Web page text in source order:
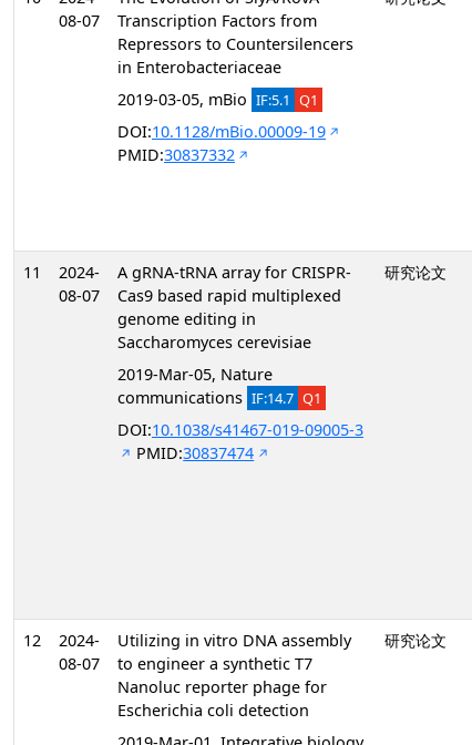
08-07
Transcription Factors from
Repressors to Countersilencers
in Enterobacteriaceae
2019-03-05, mBio IF:5.1 Q1
DOI:10.1128/mBio.00009-19
PMID:30837332
11
2024-
08-07
A gRNA-tRNA array for CRISPR-
Cas9 based rapid multiplexed
genome editing in
Saccharomyces cerevisiae
2019-Mar-05, Nature
communications IF:14.7 Q1
DOI:10.1038/s41467-019-09005-3
PMID:30837474
研究论文
12
2024-
08-07
Utilizing in vitro DNA assembly
to engineer a synthetic T7
Nanoluc reporter phage for
Escherichia coli detection
研究论文